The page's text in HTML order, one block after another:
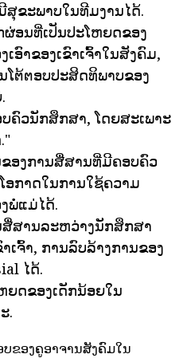
ຂະພາບໃນທີມງານໄດ້.
ອນທີ່ເປັນປະໂຫຍດຂອງ
ອົາຂອງເຂົາເຈົ້າໃນສັງຄົມ,
ໂຕ້ຕອບປະສິດທິພາບຂອງ
ຄົວນັກສຶກສາ, ໂດຍສະເພາະ
ອງການສື່ສານທີ່ມີຄອບຄົວ
ອກາດໃນການໃຊ້ຄວາມ
ພໍ່ແມ່ໄດ້.
ສື່ສານລະຫວ່າງນັກສຶກສາ
ເຈົ້າ, ການລົບລ້າງການຂອງ
ໄດ້.
ຍດຂອງເດັກນ້ອຍໃນ
.
ບຂອງຄູອາຈານສັງຄົມໃນ